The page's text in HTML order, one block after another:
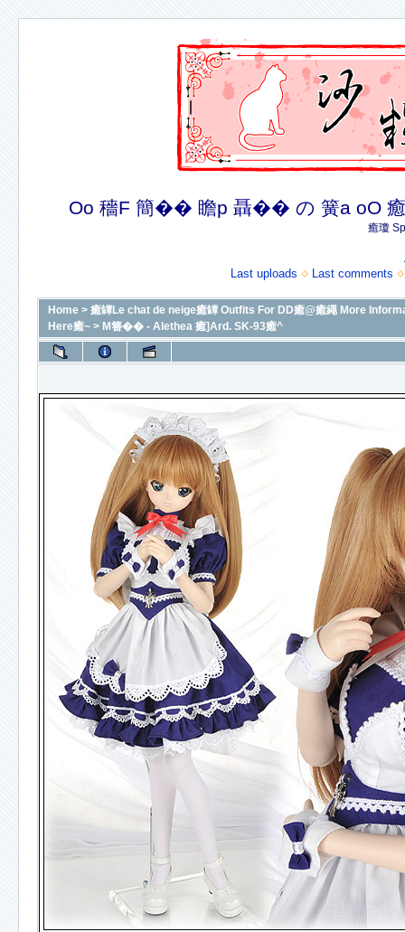
Oo 穡F 簡�� 瞻p 聶�� の 簧a oO 癒
癒瓊
Last uploads
Last comments
Home > 癒罈Le chat de neige癒罈 Outfits For DD癒@癒繩 More
Here癒~ > M簪�� - Alethea 癒]Ard. SK-93癒^